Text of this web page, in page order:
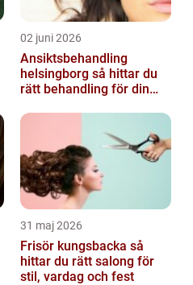
02 juni 2026
Ansiktsbehandling
helsingborg så hittar du
rätt behandling för din
31 maj 2026
Frisör kungsbacka så
hittar du rätt salong för
stil, vardag och fest